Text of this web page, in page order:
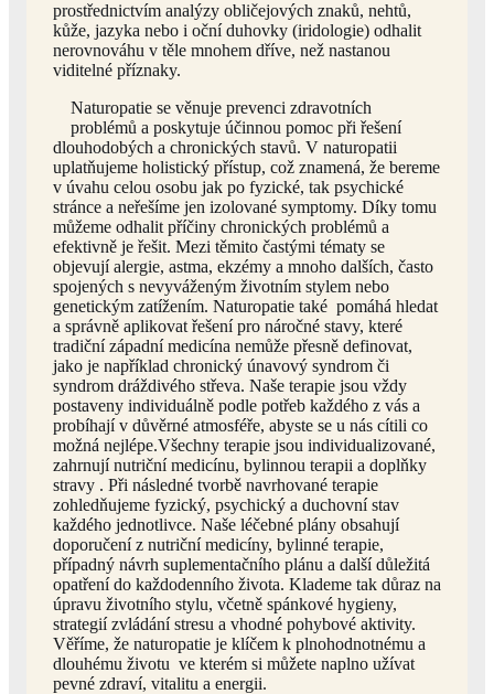
prostřednictvím analýzy obličejových znaků, nehtů,
kůže, jazyka nebo i oční duhovky (iridologie) odhalit
nerovnováhu v těle mnohem dříve, než nastanou
viditelné příznaky.
Naturopatie se věnuje prevenci zdravotních
problémů a poskytuje účinnou pomoc při řešení
dlouhodobých a chronických stavů. V naturopatii
uplatňujeme holistický přístup, což znamená, že bereme
v úvahu celou osobu jak po fyzické, tak psychické
stránce a neřešíme jen izolované symptomy. Díky tomu
můžeme odhalit příčiny chronických problémů a
efektivně je řešit. Mezi těmito častými tématy se
objevují alergie, astma, ekzémy a mnoho dalších, často
spojených s nevyváženým životním stylem nebo
genetickým zatížením. Naturopatie také pomáhá hledat
a správně aplikovat řešení pro náročné stavy, které
tradiční západní medicína nemůže přesně definovat,
jako je například chronický únavový syndrom či
syndrom dráždivého střeva. Naše terapie jsou vždy
postaveny individuálně podle potřeb každého z vás a
probíhají v důvěrné atmosféře, abyste se u nás cítili co
možná nejlépe.Všechny terapie jsou individualizované,
zahrnují nutriční medicínu, bylinnou terapii a doplňky
stravy . Při následné tvorbě navrhované terapie
zohledňujeme fyzický, psychický a duchovní stav
každého jednotlivce. Naše léčebné plány obsahují
doporučení z nutriční medicíny, bylinné terapie,
případný návrh suplementačního plánu a další důležitá
opatření do každodenního života. Klademe tak důraz na
úpravu životního stylu, včetně spánkové hygieny,
strategií zvládání stresu a vhodné pohybové aktivity.
Věříme, že naturopatie je klíčem k plnohodnotnému a
dlouhému životu ve kterém si můžete naplno užívat
pevné zdraví, vitalitu a energii.